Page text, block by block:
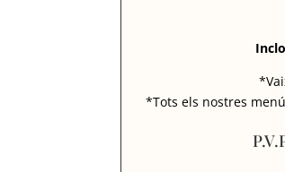
*Tots els nostres